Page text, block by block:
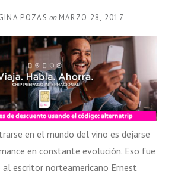
POZAS on MARZO 28, 2017
en el mundo del vino es dejarse
en constante evolución. Eso fue
al escritor norteamericano Ernest